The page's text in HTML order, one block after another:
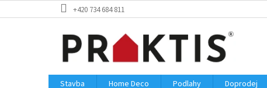
na
+420 734 684 811
Stavba Home Deco Podlahy Doprodej